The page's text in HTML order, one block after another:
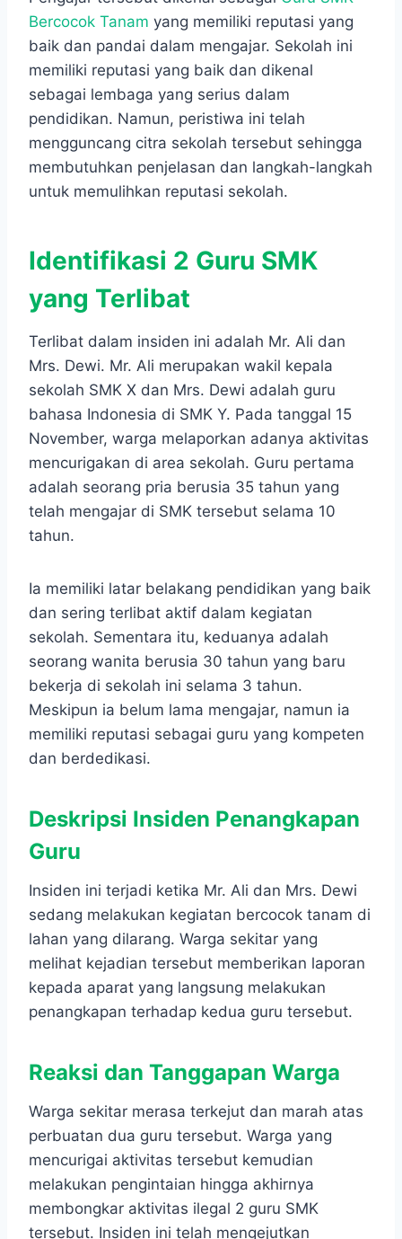
Bercocok Tanam yang memiliki reputasi yang
baik dan pandai dalam mengajar. Sekolah ini
memiliki reputasi yang baik dan dikenal
sebagai lembaga yang serius dalam
pendidikan. Namun, peristiwa ini telah
mengguncang citra sekolah tersebut sehingga
membutuhkan penjelasan dan langkah-langkah
untuk memulihkan reputasi sekolah.
Identifikasi 2 Guru SMK
yang Terlibat
Terlibat dalam insiden ini adalah Mr. Ali dan
Mrs. Dewi. Mr. Ali merupakan wakil kepala
sekolah SMK X dan Mrs. Dewi adalah guru
bahasa Indonesia di SMK Y. Pada tanggal 15
November, warga melaporkan adanya aktivitas
mencurigakan di area sekolah. Guru pertama
adalah seorang pria berusia 35 tahun yang
telah mengajar di SMK tersebut selama 10
tahun.
Ia memiliki latar belakang pendidikan yang baik
dan sering terlibat aktif dalam kegiatan
sekolah. Sementara itu, keduanya adalah
seorang wanita berusia 30 tahun yang baru
bekerja di sekolah ini selama 3 tahun.
Meskipun ia belum lama mengajar, namun ia
memiliki reputasi sebagai guru yang kompeten
dan berdedikasi.
Deskripsi Insiden Penangkapan
Guru
Insiden ini terjadi ketika Mr. Ali dan Mrs. Dewi
sedang melakukan kegiatan bercocok tanam di
lahan yang dilarang. Warga sekitar yang
melihat kejadian tersebut memberikan laporan
kepada aparat yang langsung melakukan
penangkapan terhadap kedua guru tersebut.
Reaksi dan Tanggapan Warga
Warga sekitar merasa terkejut dan marah atas
perbuatan dua guru tersebut. Warga yang
mencurigai aktivitas tersebut kemudian
melakukan pengintaian hingga akhirnya
membongkar aktivitas ilegal 2 guru SMK
tersebut. Insiden ini telah mengejutkan